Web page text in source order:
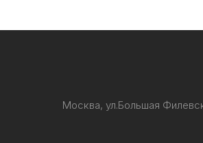
Москва, ул.Большая